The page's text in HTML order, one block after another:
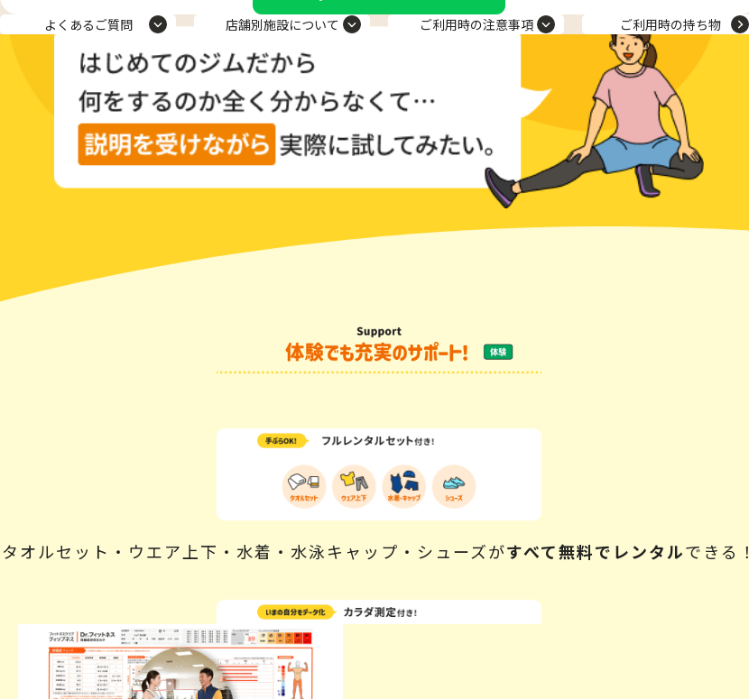
よくあるご質問 店舗別施設について ご利用時の注意事項 ご利用時の持ち物
タオルセット・ウエア上下・水着・水泳キャップ・シューズがすべて無料でレンタルできる！